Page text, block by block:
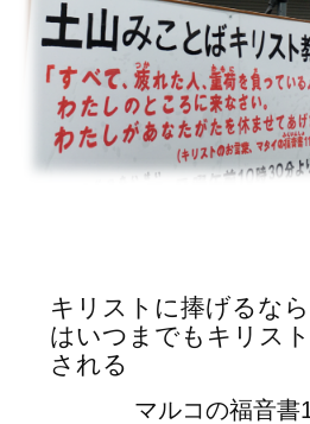
キリストに捧げるな
はいつまでもキリス
される
マルコの福音書